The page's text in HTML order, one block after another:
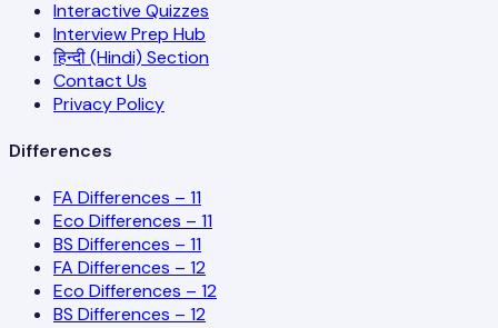
Interactive Quizzes
Interview Prep Hub
हिन्दी (Hindi) Section
Contact Us
Privacy Policy
Differences
FA Differences – 11
Eco Differences – 11
BS Differences – 11
FA Differences – 12
Eco Differences – 12
BS Differences – 12